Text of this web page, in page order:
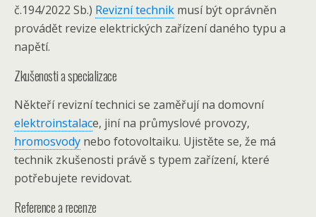
č.194/2022 Sb.) Revizní technik musí být oprávněn
provádět revize elektrických zařízení daného typu a
napětí.
Zkušenosti a specializace
Někteří revizní technici se zaměřují na domovní
elektroinstalace, jiní na průmyslové provozy,
hromosvody nebo fotovoltaiku. Ujistěte se, že má
technik zkušenosti právě s typem zařízení, které
potřebujete revidovat.
Reference a recenze